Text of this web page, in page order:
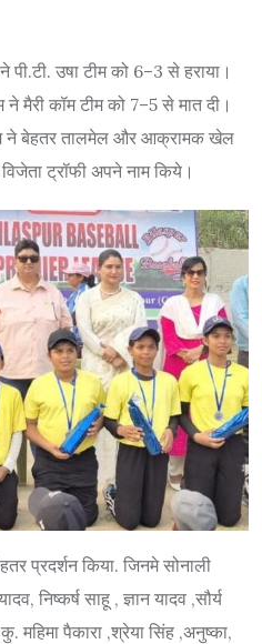
पी.टी. उषा टीम को 6–3 से हराया।
मैरी कॉम टीम को 7–5 से मात दी।
ने बेहतर तालमेल और आक्रामक खेल
ट्रॉफी अपने नाम किये।
प्रदर्शन किया. जिनमे सोनाली
निष्कर्ष साहू , ज्ञान यादव ,सौर्य
महिमा पैकारा ,श्रेया सिंह ,अनुष्का,